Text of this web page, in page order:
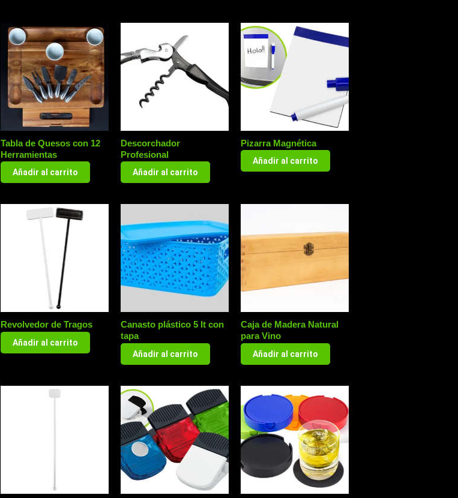
Tabla de Quesos con 12
Herramientas
Añadir al carrito
Descorchador
Profesional
Añadir al carrito
Pizarra Magnética
Añadir al carrito
Revolvedor de Tragos
Añadir al carrito
Canasto plástico 5 lt con
tapa
Añadir al carrito
Caja de Madera Natural
para Vino
Añadir al carrito